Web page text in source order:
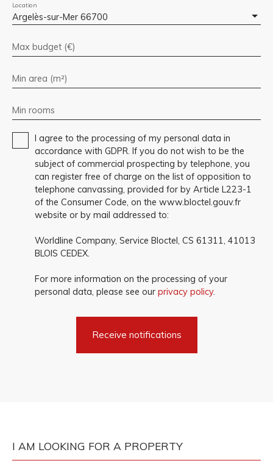
Argelès-sur-Mer 66700
Location
Max budget (€)
Min area (m²)
Min rooms
I agree to the processing of my personal data in
accordance with GDPR. If you do not wish to be the
subject of commercial prospecting by telephone, you
can register free of charge on the list of opposition to
telephone canvassing, provided for by Article L223-1
of the Consumer Code, on the www.bloctel.gouv.fr
website or by mail addressed to:
Worldline Company, Service Bloctel, CS 61311, 41013
BLOIS CEDEX.
For more information on the processing of your
personal data, please see our privacy policy.
Receive notifications
I AM LOOKING FOR A PROPERTY